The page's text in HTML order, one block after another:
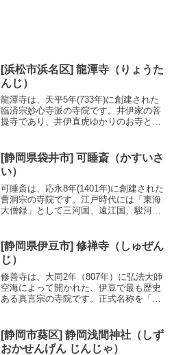
[浜松市浜名区] 龍潭寺（りょうた
んじ）
龍潭寺は、天平5年(733年)に創建された
臨済宗妙心寺派の寺院です。井伊家の菩
提寺であり、井伊直虎ゆかりのお寺とし
名勝にも指定されています。境内には梅
やツバキ、サザンカ...
[静岡県袋井市] 可睡斎（かすいさ
い）
可睡斎は、応永8年(1401年)に創建された
曹洞宗の寺院です。江戸時代には「東海
大僧録」として三河国、遠江国、駿河
た。広大な境内には本堂、書院、方丈な
ど多くの建造物が立ち...
[静岡県伊豆市] 修禅寺（しゅぜん
じ）
修善寺は、大同2年（807年）に弘法大師
空海によって開かれた、伊豆で最も歴史
ある真言宗の寺院です。正式名称を「福
し、「伊豆の小京都」と称される修善寺
温泉の中心にあります...
[静岡市葵区] 静岡浅間神社（しず
おかせんげん じんじゃ）